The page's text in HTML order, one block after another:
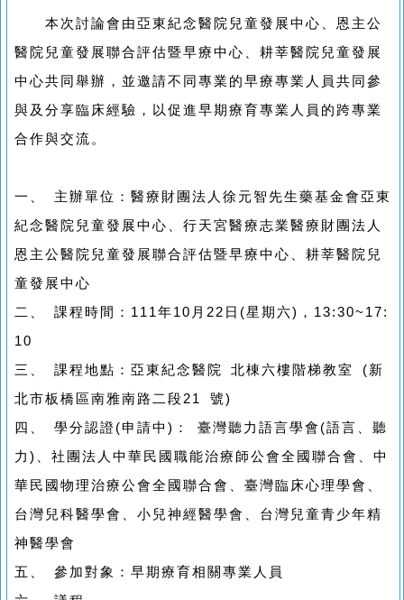
本次討論會由亞東紀念醫院兒童發展中心、恩主公
醫院兒童發展聯合評估暨早療中心、耕莘醫院兒童發展
中心共同舉辦，並邀請不同專業的早療專業人員共同參
與及分享臨床經驗，以促進早期療育專業人員的跨專業
合作與交流。
一、 主辦單位：醫療財團法人徐元智先生藥基金會亞東
紀念醫院兒童發展中心、行天宮醫療志業醫療財團法人
恩主公醫院兒童發展聯合評估暨早療中心、耕莘醫院兒
童發展中心
二、 課程時間：111年10月22日(星期六)，13:30~17:
10
三、 課程地點：亞東紀念醫院 北棟六樓階梯教室 (新
北市板橋區南雅南路二段21 號)
四、 學分認證(申請中)： 臺灣聽力語言學會(語言、聽
力)、社團法人中華民國職能治療師公會全國聯合會、中
華民國物理治療公會全國聯合會、臺灣臨床心理學會、
台灣兒科醫學會、小兒神經醫學會、台灣兒童青少年精
神醫學會
五、 參加對象：早期療育相關專業人員